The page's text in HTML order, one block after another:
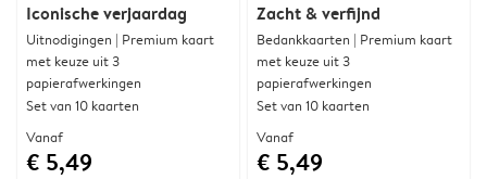
Iconische verjaardag
Uitnodigingen | Premium kaart
met keuze uit 3
papierafwerkingen
Set van 10 kaarten
Vanaf
€ 5,49
Zacht & verfijnd
Bedankkaarten | Premium kaart
met keuze uit 3
papierafwerkingen
Set van 10 kaarten
Vanaf
€ 5,49